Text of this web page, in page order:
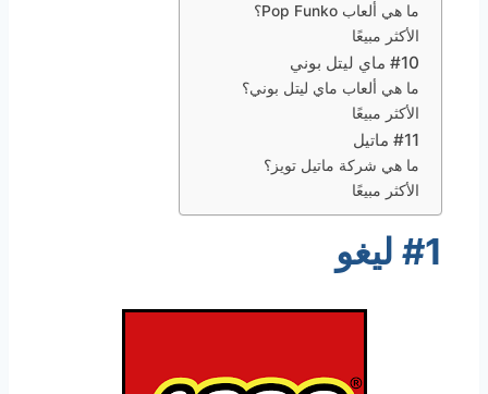
ما هي ألعاب Pop Funko؟
الأكثر مبيعًا
#10 ماي ليتل بوني
ما هي ألعاب ماي ليتل بوني؟
الأكثر مبيعًا
#11 ماتيل
ما هي شركة ماتيل تويز؟
الأكثر مبيعًا
#1 ليغو